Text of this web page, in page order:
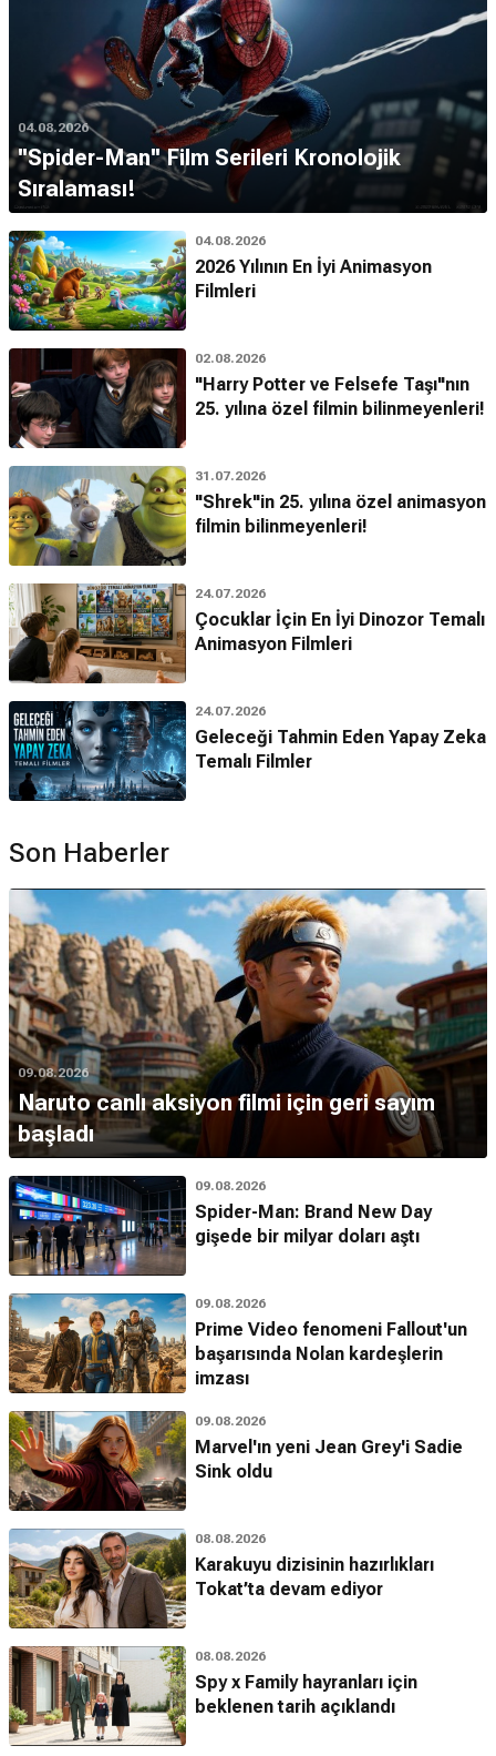
04.08.2026
''Spider-Man'' Film Serileri Kronolojik
Sıralaması!
04.08.2026
2026 Yılının En İyi Animasyon
Filmleri
02.08.2026
"Harry Potter ve Felsefe Taşı"nın
25. yılına özel filmin bilinmeyenleri!
31.07.2026
"Shrek"in 25. yılına özel animasyon
filmin bilinmeyenleri!
24.07.2026
Çocuklar İçin En İyi Dinozor Temalı
Animasyon Filmleri
24.07.2026
Geleceği Tahmin Eden Yapay Zeka
Temalı Filmler
Son Haberler
09.08.2026
Naruto canlı aksiyon filmi için geri sayım
başladı
09.08.2026
Spider-Man: Brand New Day
gişede bir milyar doları aştı
09.08.2026
Prime Video fenomeni Fallout'un
başarısında Nolan kardeşlerin
imzası
09.08.2026
Marvel'ın yeni Jean Grey'i Sadie
Sink oldu
08.08.2026
Karakuyu dizisinin hazırlıkları
Tokat’ta devam ediyor
08.08.2026
Spy x Family hayranları için
beklenen tarih açıklandı